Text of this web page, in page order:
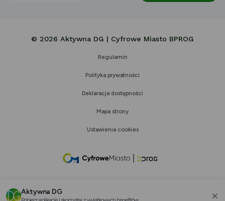
© 2026 Aktywna DG | Cyfrowe Miasto BPROG
Regulamin
Polityka prywatności
Deklaracja dostępności
Mapa strony
Ustawienia cookies
link
Aktywna DG